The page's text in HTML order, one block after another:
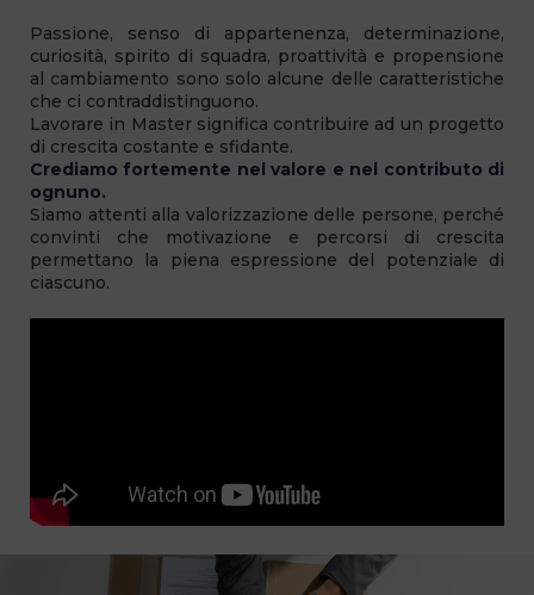
Passione, senso di appartenenza, determinazione,
curiosità, spirito di squadra, proattività e propensione
al cambiamento sono solo alcune delle caratteristiche
che ci contraddistinguono.
Lavorare in Master significa contribuire ad un progetto
di crescita costante e sfidante.
Crediamo fortemente nel valore e nel contributo di
ognuno.
Siamo attenti alla valorizzazione delle persone, perché
convinti che motivazione e percorsi di crescita
permettano la piena espressione del potenziale di
ciascuno.